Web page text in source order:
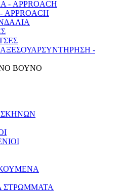
ΣΥΝΤΗΡΗΣΗ -
ΒΟΥΝΟ
ΣΚΗΝΩΝ
ΣΤΡΩΜΜΑΤΑ